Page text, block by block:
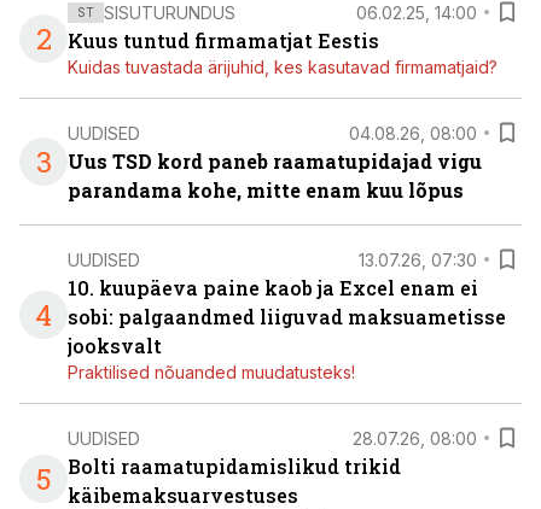
2
ST SISUTURUNDUS 06.02.25, 14:00
Kuus tuntud firmamatjat Eestis
Kuidas tuvastada ärijuhid, kes kasutavad firmamatjaid?
3
UUDISED 04.08.26, 08:00
Uus TSD kord paneb raamatupidajad vigu
parandama kohe, mitte enam kuu lõpus
4
UUDISED 13.07.26, 07:30
10. kuupäeva paine kaob ja Excel enam ei
sobi: palgaandmed liiguvad maksuametisse
jooksvalt
Praktilised nõuanded muudatusteks!
5
UUDISED 28.07.26, 08:00
Bolti raamatupidamislikud trikid
käibemaksuarvestuses